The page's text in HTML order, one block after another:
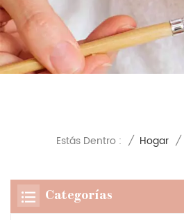
Estás Dentro : / Hogar /
Categorías